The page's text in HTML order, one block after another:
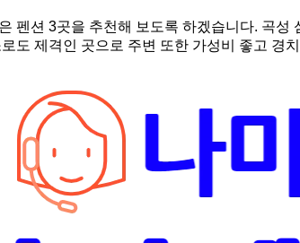
펜션 3곳을 추천해 보도록 하겠습니다. 곡
도 제격인 곳으로 주변 또한 가성비 좋고